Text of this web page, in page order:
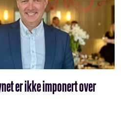
er ikke imponert over